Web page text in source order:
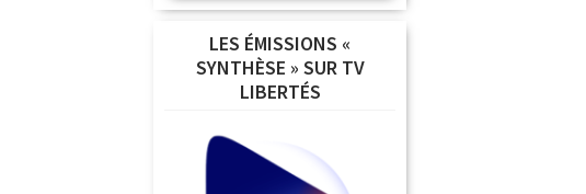
LES ÉMISSIONS «
SYNTHÈSE » SUR TV
LIBERTÉS